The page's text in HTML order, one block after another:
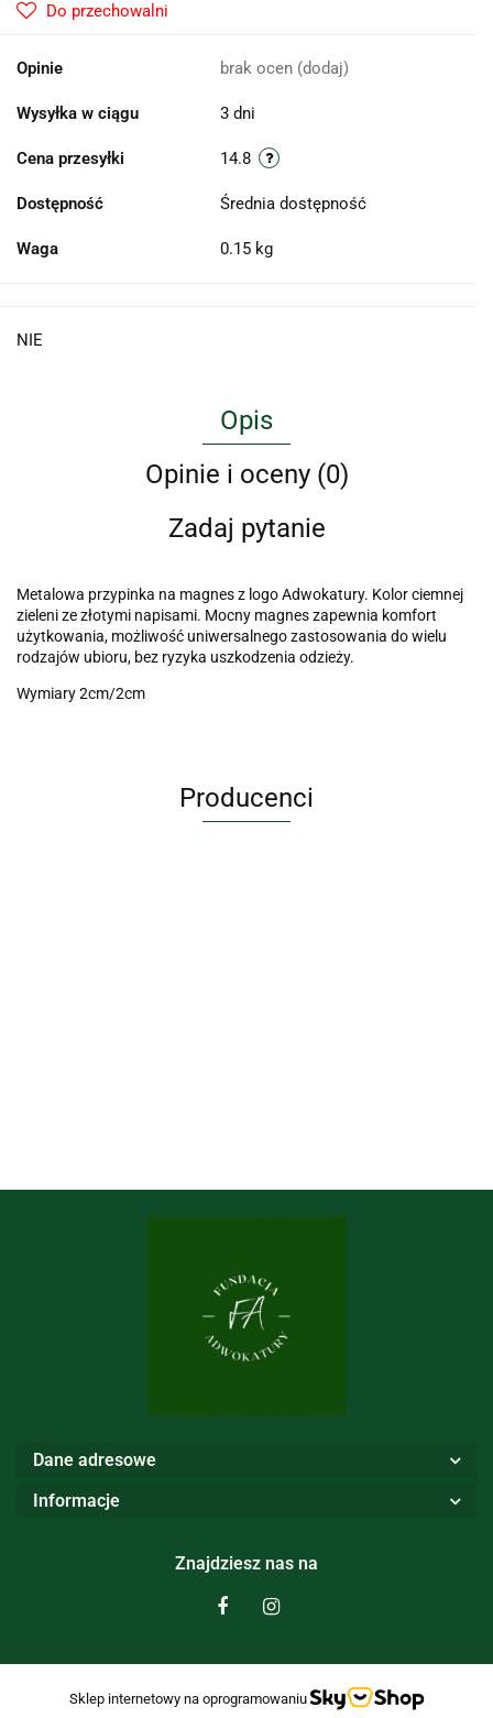
Do przechowalni
Opinie brak ocen (dodaj)
Wysyłka w ciągu 3 dni
Cena przesyłki 14.8
Dostępność Średnia dostępność
Waga 0.15 kg
NIE
Opis
Opinie i oceny (0)
Zadaj pytanie
Metalowa przypinka na magnes z logo Adwokatury. Kolor ciemnej
zieleni ze złotymi napisami. Mocny magnes zapewnia komfort
użytkowania, możliwość uniwersalnego zastosowania do wielu
rodzajów ubioru, bez ryzyka uszkodzenia odzieży.
Wymiary 2cm/2cm
Producenci
Dane adresowe
Informacje
Znajdziesz nas na
Sklep internetowy na oprogramowaniu